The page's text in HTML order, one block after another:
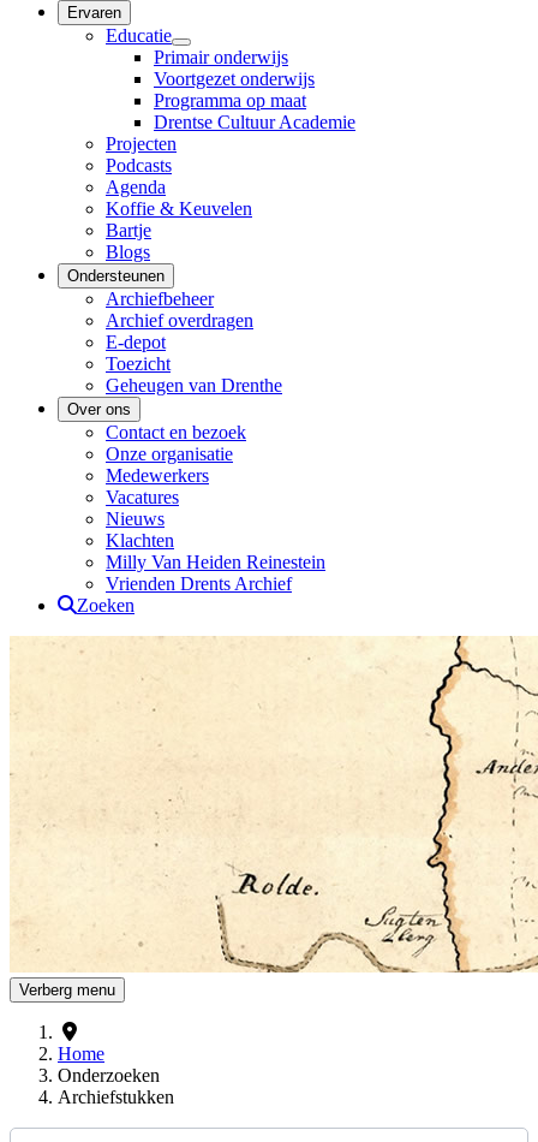
Ervaren
Educatie
Primair onderwijs
Voortgezet onderwijs
Programma op maat
Drentse Cultuur Academie
Projecten
Podcasts
Agenda
Koffie & Keuvelen
Bartje
Blogs
Ondersteunen
Archiefbeheer
Archief overdragen
E-depot
Toezicht
Geheugen van Drenthe
Over ons
Contact en bezoek
Onze organisatie
Medewerkers
Vacatures
Nieuws
Klachten
Milly Van Heiden Reinestein
Vrienden Drents Archief
Zoeken
Drents Archief
Verberg menu
Home
Onderzoeken
Archiefstukken